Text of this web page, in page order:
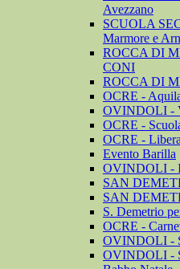
Avezzano
SCUOLA
Marmore e
ROCCA DI
CONI
ROCCA DI
OCRE -
OVINDOLI -
OCRE -
OCRE -
Evento Barilla
OVINDOLI - I
SAN
SAN
S. Demetrio
OCRE -
OVINDOLI -
OVINDOLI -